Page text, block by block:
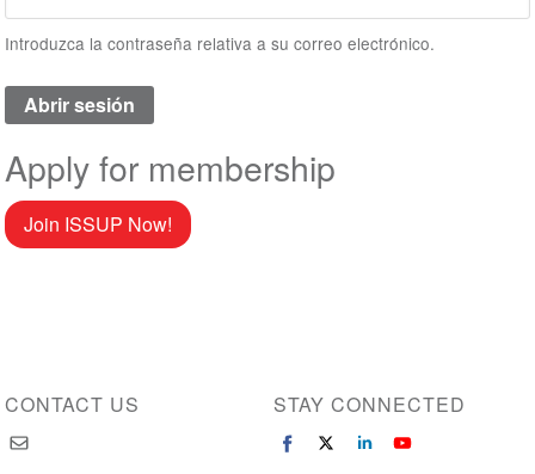
Introduzca la contraseña relativa a su correo electrónico.
Apply for membership
Join ISSUP Now!
CONTACT US STAY CONNECTED